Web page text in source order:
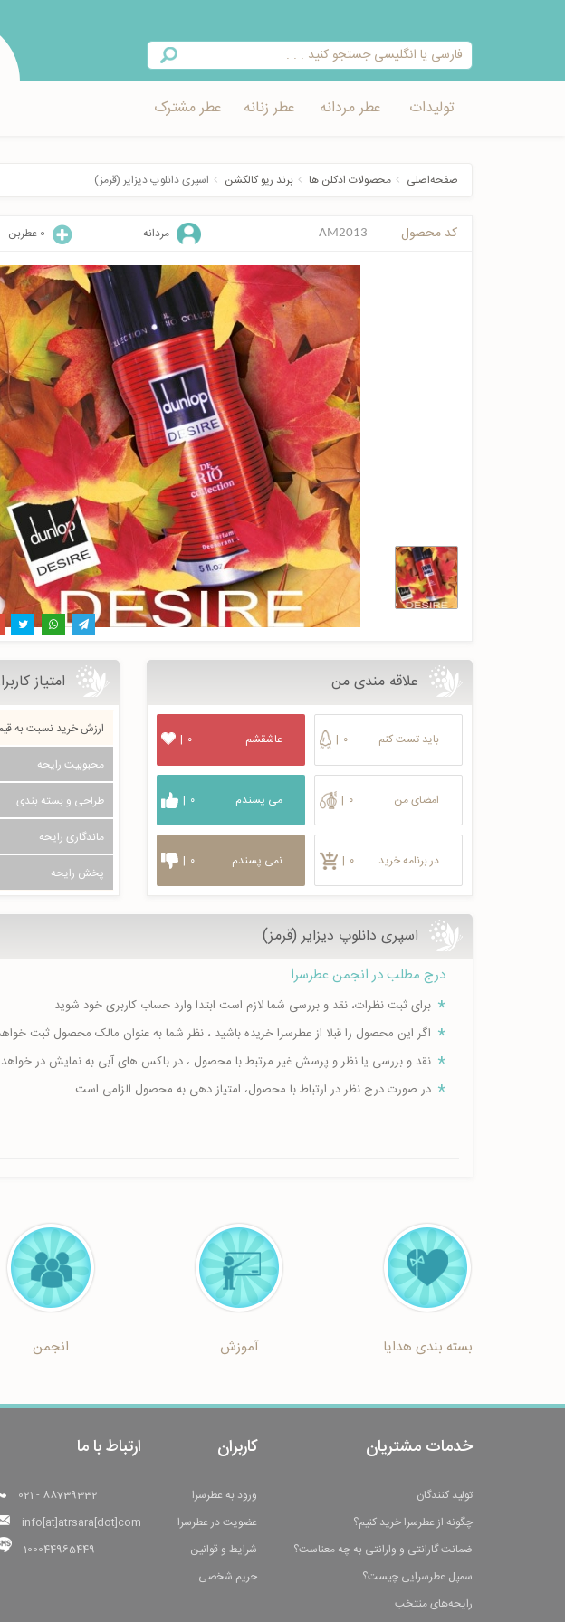
تولیدات عطر مردانه عطر زنانه عطر مشترک
صفحه‌اصلی محصولات ادکلن ها برند ریو کالکشن اسپری دانلوپ دیزایر (قرمز)
کد محصول AM2013 مردانه 0 عطربن
علاقه مندی من
باید تست کنم | ۰
امضای من | ۰
در برنامه خرید | ۰
عاشقشم | ۰
می پسندم | ۰
نمی پسندم | ۰
امتیاز
ارزش خرید نسبت به
محبوبیت رایحه
طراحی و بسته بندی
ماندگاری رایحه
پخش رایحه
اسپری دانلوپ دیزایر (قرمز)
درج مطلب در انجمن عطرسرا
برای ثبت نظرات، نقد و بررسی شما لازم است ابتدا وارد حساب کاربری خود شوید
اگر این محصول را قبلا از عطرسرا خریده باشید ، نظر شما به عنوان مالک محصول ثبت
نقد و بررسی یا نظر و پرسش غیر مرتبط با محصول ، در باکس های آبی به نمایش در
در صورت درج نظر در ارتباط با محصول، امتیاز دهی به محصول الزامی است
بسته بندی هدایا آموزش انجمن
خدمات مشتریان
تولید کنندگان
چگونه از عطرسرا خرید کنیم؟
ضمانت گارانتی و وارانتی به چه معناست؟
سمپل عطرسرایی چیست؟
رایحه‌های منتخب
کاربران
ورود به عطرسرا
عضویت در عطرسرا
شرایط و قوانین
حریم شخصی
ارتباط با ما
021 - 88739332
info[at]atrsara[dot]com
100044965449